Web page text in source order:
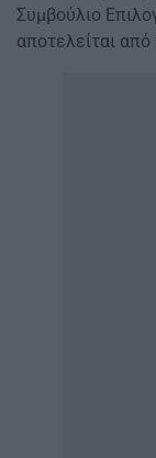
Συμβούλιο
αποτελείται